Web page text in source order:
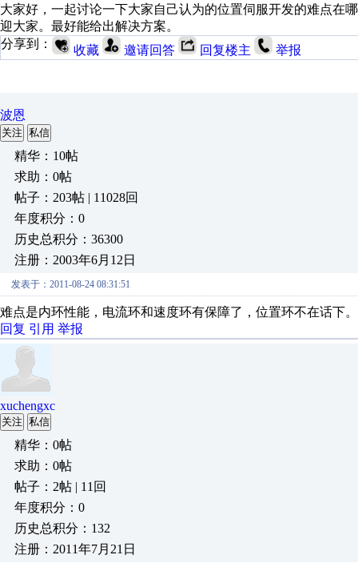
大家好，一起讨论一下大家自己认为的位置伺服开发的难点在
迎大家。最好能给出解决方案。
分享到：
收藏 邀请回答 回复楼主 举报
波恩
关注 私信
精华：10帖
求助：0帖
帖子：203帖 | 11028回
年度积分：0
历史总积分：36300
注册：2003年6月12日
发表于：2011-08-24 08:31:51
难点是内环性能，电流环和速度环有保障了，位置环不在话下。
回复 引用 举报
xuchengxc
关注 私信
精华：0帖
求助：0帖
帖子：2帖 | 11回
年度积分：0
历史总积分：132
注册：2011年7月21日